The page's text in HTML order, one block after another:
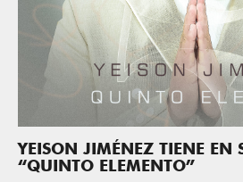
YEISON JIMÉNEZ TIENE EN
“QUINTO ELEMENTO”